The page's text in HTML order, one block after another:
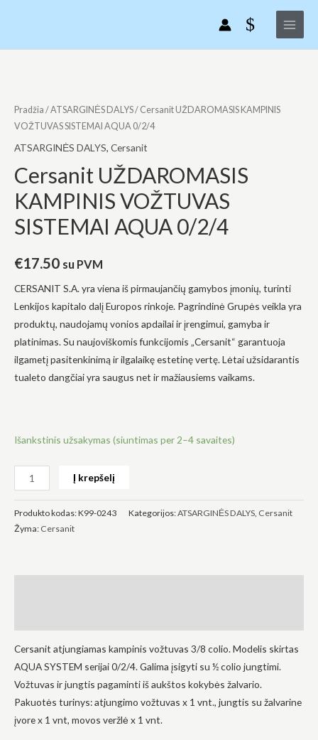
Main
Menu
Pradžia /ATSARGINĖS DALYS/ Cersanit UŽDAROMASIS KAMPINIS
VOŽTUVAS SISTEMAI AQUA 0/2/4
ATSARGINĖS DALYS, Cersanit
Cersanit UŽDAROMASIS
KAMPINIS VOŽTUVAS
SISTEMAI AQUA 0/2/4
€17.50 su PVM
CERSANIT S.A. yra viena iš pirmaujančių gamybos įmonių, turinti
Lenkijos kapitalo dalį Europos rinkoje. Pagrindinė Grupės veikla yra
produktų, naudojamų vonios apdailai ir įrengimui, gamyba ir
platinimas. Su naujoviškomis funkcijomis „Cersanit“ garantuoja
ilgametį pasitenkinimą ir ilgalaikę estetinę vertę. Lėtai užsidarantis
tualeto dangčiai yra saugus net ir mažiausiems vaikams.
Išankstinis užsakymas (siuntimas per 2–4 savaites)
Cersanit
UŽDAROMASIS
KAMPINIS
SISTEMAI
AQUA
Į krepšelį
Produkto kodas:K99-0243 Kategorijos:ATSARGINĖS DALYS Cersanit
Žyma: Cersanit
Cersanit atjungiamas kampinis vožtuvas 3/8 colio. Modelis skirtas
AQUA SYSTEM serijai 0/2/4. Galima įsigyti su ½ colio jungtimi.
Vožtuvas ir jungtis pagaminti iš aukštos kokybės žalvario.
Pakuotės turinys: atjungimo vožtuvas x 1 vnt., jungtis su žalvarine
įvore x 1 vnt, movos veržlė x 1 vnt.
yra
Jie
reikalingi,
kad
veiktų.
Siekdami
į tai, kaip
svetainė yra
naudojama.
Patirtis
SISTEMAI